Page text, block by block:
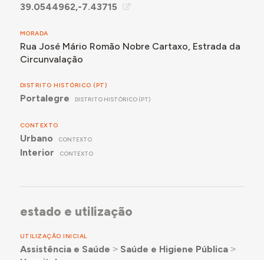
39.0544962,-7.43715
MORADA
Rua José Mário Romão Nobre Cartaxo, Estrada da
Circunvalação
DISTRITO HISTÓRICO (PT)
Portalegre DISTRITO HISTÓRICO (PT)
CONTEXTO
Urbano CONTEXTO
Interior CONTEXTO
estado e utilização
UTILIZAÇÃO INICIAL
Assistência e Saúde ˃ Saúde e Higiene Pública˃